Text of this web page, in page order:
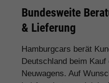
Bundesweite
& Lieferung
Hamburgcars berät
Deutschland beim
Neuwagens. Auf